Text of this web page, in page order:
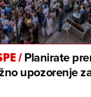
/Planirate
upozorenje